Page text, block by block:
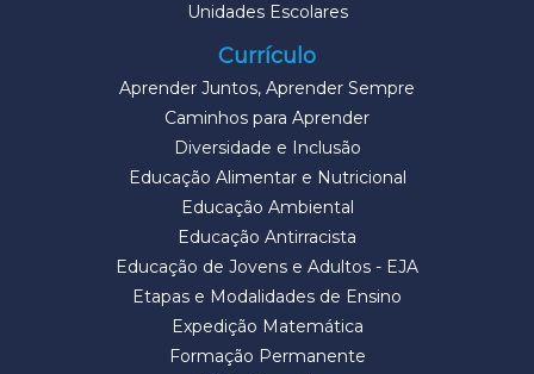
Unidades Escolares
Currículo
Aprender Juntos, Aprender Sempre
Caminhos para Aprender
Diversidade e Inclusão
Educação Alimentar e Nutricional
Educação Ambiental
Educação Antirracista
Educação de Jovens e Adultos - EJA
Etapas e Modalidades de Ensino
Expedição Matemática
Formação Permanente